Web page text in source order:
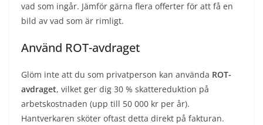
vad som ingår. Jämför gärna flera offerter för att få en
bild av vad som är rimligt.
Använd ROT-avdraget
Glöm inte att du som privatperson kan använda ROT-
avdraget, vilket ger dig 30 % skattereduktion på
arbetskostnaden (upp till 50 000 kr per år).
Hantverkaren sköter oftast detta direkt på fakturan.